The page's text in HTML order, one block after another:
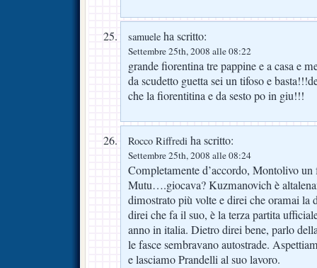
samuele ha scritto:
Settembre 25th, 2008 alle 08:22
grande fiorentina tre pappine e a casa e
da scudetto guetta sei un tifoso e
che la fiorentitina e da sesto po in giu!!!
Rocco Riffredi ha scritto:
Settembre 25th, 2008 alle 08:24
Completamente d’accordo, Montolivo un
Mutu….giocava? Kuzmanovich è
dimostrato più volte e direi che oramai la
direi che fa il suo, è la terza partita
anno in italia. Dietro direi bene, parlo
le fasce sembravano autostrade.
e lasciamo Prandelli al suo lavoro.